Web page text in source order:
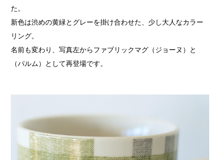
た。
新色は渋めの黄緑とグレーを掛け合わせた、少し大人なカラー
リング。
名前も変わり、写真左からファブリックマグ（ジョーヌ）と
（パルム）として再登場です。